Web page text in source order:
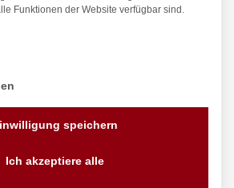
Funktionen der Website verfügbar sind.
Service-Gruppen, für die eine
speichern
Ich akzeptiere alle